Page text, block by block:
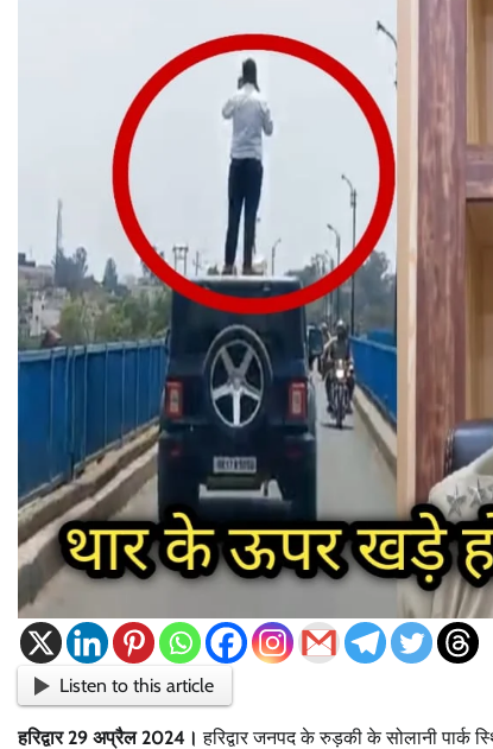
Listen to this article
हरिद्वार 29 अप्रैल 2024। हरिद्वार जनपद के रुड़की के सोलानी पार्क